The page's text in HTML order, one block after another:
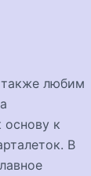
также любим
основу к
В